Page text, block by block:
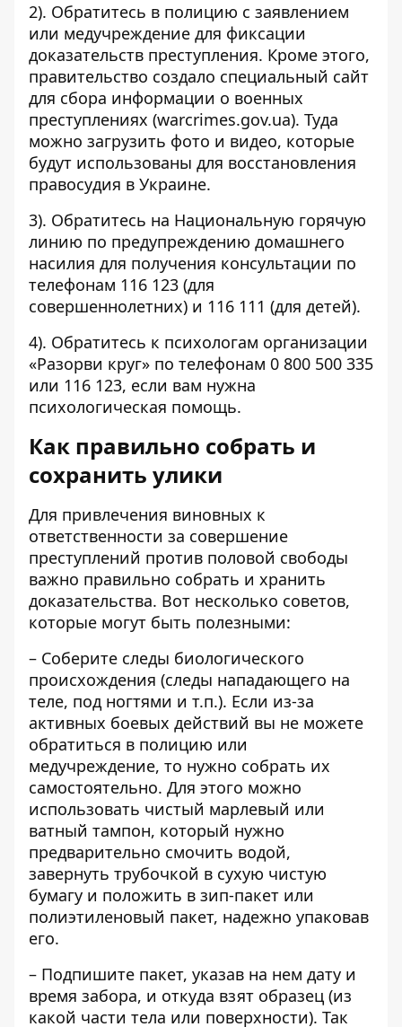
2). Обратитесь в полицию с заявлением
или медучреждение для фиксации
доказательств преступления. Кроме этого,
правительство создало специальный сайт
для сбора информации о военных
преступлениях (warcrimes.gov.ua). Туда
можно загрузить фото и видео, которые
будут использованы для восстановления
правосудия в Украине.
3). Обратитесь на Национальную горячую
линию по предупреждению домашнего
насилия для получения консультации по
телефонам 116 123 (для
совершеннолетних) и 116 111 (для детей).
4). Обратитесь к психологам организации
«Разорви круг» по телефонам 0 800 500 335
или 116 123, если вам нужна
психологическая помощь.
Как правильно собрать и
сохранить улики
Для привлечения виновных к
ответственности за совершение
преступлений против половой свободы
важно правильно собрать и хранить
доказательства. Вот несколько советов,
которые могут быть полезными:
– Соберите следы биологического
происхождения (следы нападающего на
теле, под ногтями и т.п.). Если из-за
активных боевых действий вы не можете
обратиться в полицию или
медучреждение, то нужно собрать их
самостоятельно. Для этого можно
использовать чистый марлевый или
ватный тампон, который нужно
предварительно смочить водой,
завернуть трубочкой в ​​сухую чистую
бумагу и положить в зип-пакет или
полиэтиленовый пакет, надежно упаковав
его.
– Подпишите пакет, указав на нем дату и
время забора, и откуда взят образец (из
какой части тела или поверхности). Так